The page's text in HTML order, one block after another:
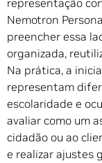
representação
Nemotron
preencher essa
organizada,
Na prática, a
representam
escolaridade e
avaliar como um
cidadão ou ao
e realizar ajustes